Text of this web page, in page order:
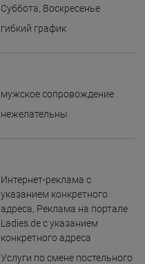
Суббота, Воскресенье
гибкий график
мужское сопровождение
нежелательны
Интернет-реклама с
указанием конкретного
адреса, Реклама на портале
Ladies.de с указанием
конкретного адреса
Услуги по смене постельного